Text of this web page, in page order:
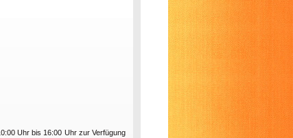
Uhr bis 16:00 Uhr zur Verfügung